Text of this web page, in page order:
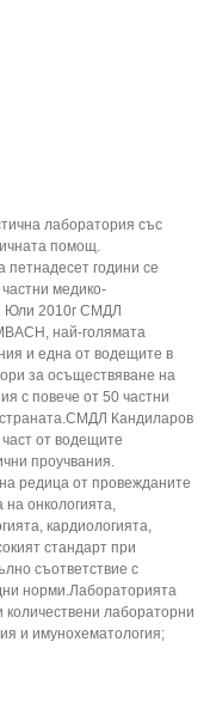
лаборатория със
помощ.
петнадесет години се
медико-
Юли 2010г СМДЛ
най-голямата
и една от водещите в
за осъществяване на
с повече от 50 частни
Кандиларов
от водещите
проучвания.
редица от провежданите
на онкологията,
кардиологията,
стандарт при
съответствие с
норми.Лабораторията
лабораторни
и имунохематология;